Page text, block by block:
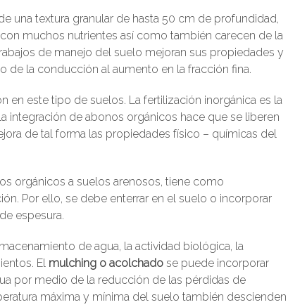
una textura granular de hasta 50 cm de profundidad,
muchos nutrientes así como también carecen de la
de manejo del suelo mejoran sus propiedades y
de la conducción al aumento en la fracción fina.
en este tipo de suelos. La fertilización inorgánica es la
integración de abonos orgánicos hace que se liberen
de tal forma las propiedades físico – químicas del
orgánicos a suelos arenosos, tiene como
Por ello, se debe enterrar en el suelo o incorporar
espesura.
de agua, la actividad biológica, la
El mulching o acolchado se puede incorporar
por medio de la reducción de las pérdidas de
máxima y mínima del suelo también descienden